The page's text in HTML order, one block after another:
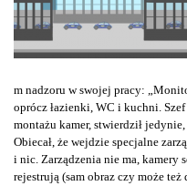
m nadzoru w swojej pracy:
oprócz łazienki, WC i kuchni.
montażu kamer, stwierdził
Obiecał, że wejdzie specjalne
i nic. Zarządzenia nie ma, kamery
rejestrują (sam obraz czy może